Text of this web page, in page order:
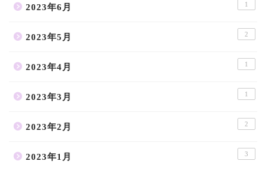
2023年6月 1
2023年5月 2
2023年4月 1
2023年3月 1
2023年2月 2
2023年1月 3